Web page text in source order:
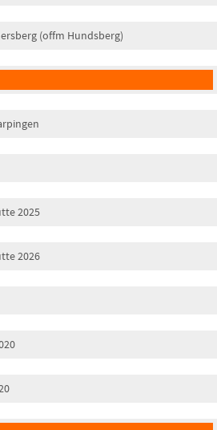
(offm Hundsberg)
2025
2026